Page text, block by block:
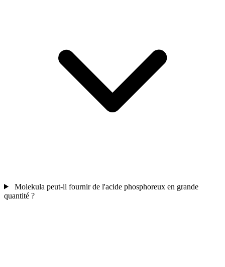
Molekula peut-il fournir de l'acide phosphoreux en grande
quantité ?